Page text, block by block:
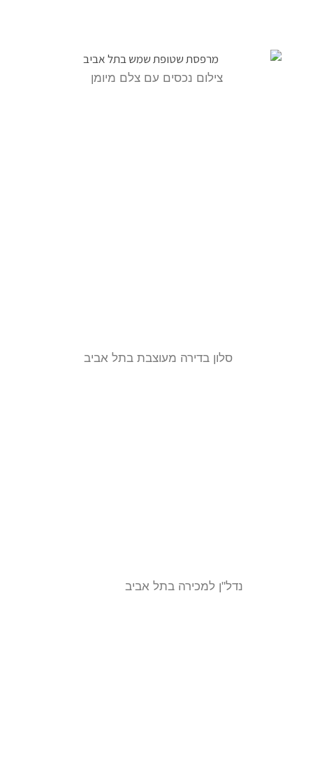
צילום נכסים עם צלם מיומן
סלון בדירה מעוצבת בתל אביב
נדל"ן למכירה בתל אביב